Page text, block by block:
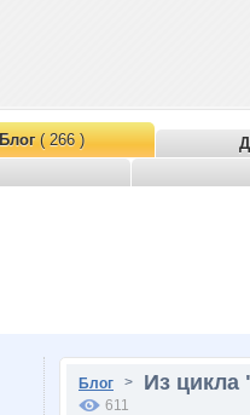
Блог( 266 )
Блог > Из
611